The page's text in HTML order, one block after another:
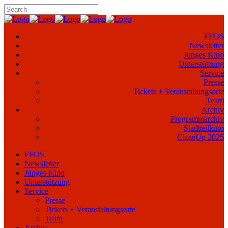
FFOS
Newsletter
Junges Kino
Unterstützung
Service
Presse
Tickets + Veranstaltungsorte
Team
Archiv
Programmarchiv
Stadtteilkino
CloseUp 2025
FFOS
Newsletter
Junges Kino
Unterstützung
Service
Presse
Tickets + Veranstaltungsorte
Team